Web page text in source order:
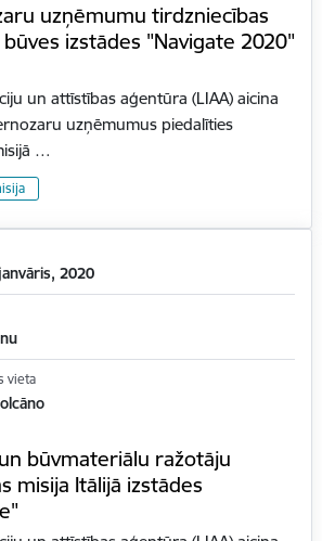
uzņēmumu tirdzniecības
izstādes "Navigate 2020"
un attīstības aģentūra (LIAA) aicina
uzņēmumus piedalīties
…
2020
vieta
būvmateriālu ražotāju
misija Itālijā izstādes